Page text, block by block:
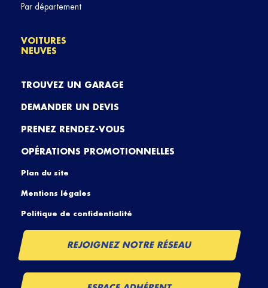
Par département
VOITURES
NEUVES
TROUVEZ UN GARAGE
DEMANDER UN DEVIS
PRENEZ RENDEZ-VOUS
OPÉRATIONS PROMOTIONNELLES
Plan du site
Mentions légales
Politique de confidentialité
REJOIGNEZ NOTRE RÉSEAU